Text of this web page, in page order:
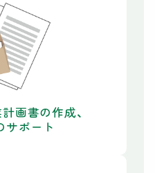
画書の作成、
サポート